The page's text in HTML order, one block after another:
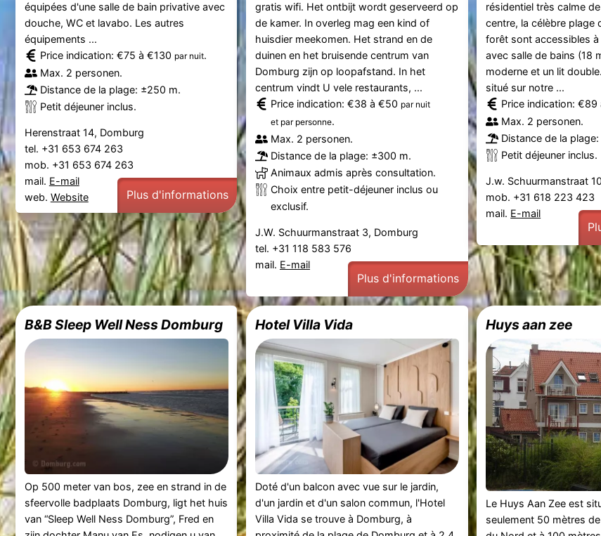
équipées d'une salle de bain privative avec
douche, WC et lavabo. Les autres
équipements ...
Price indication: €75 à €130 par nuit.
Max. 2 personen.
Distance de la plage: ±250 m.
Petit déjeuner inclus.
Herenstraat 14, Domburg
tel. +31 653 674 263
mob. +31 653 674 263
mail. E-mail
web. Website Plus d'informations
gratis wifi. Het ontbijt wordt geserveerd op
de kamer. In overleg mag een kind of
huisdier meekomen. Het strand en de
duinen en het bruisende centrum van
Domburg zijn op loopafstand. In het
centrum vindt U vele restaurants, ...
Price indication: €38 à €50 par nuit
et par personne.
Max. 2 personen.
Distance de la plage: ±300 m.
Animaux admis après consultation.
Choix entre petit-déjeuner inclus ou
exclusif.
J.W. Schuurmanstraat 3, Domburg
tel. +31 118 583 576
mail. E-mail
Plus d'informations
résidentiel très calme
centre, la célèbre plage
forêt sont accessibles
avec salle de bains (18
moderne et un lit
situé sur notre ...
Price indication: €89
Max. 2 personen.
Distance de la
Petit déjeuner inclus.
J.w. Schuurmanstraat
mob. +31 618 223 423
mail. E-mail
B&B Sleep Well Ness Domburg
Op 500 meter van bos, zee en strand in de
sfeervolle badplaats Domburg, ligt het huis
van “Sleep Well Ness Domburg”, Fred en
Hotel Villa Vida
Doté d'un balcon avec vue sur le jardin,
d'un jardin et d'un salon commun, l'Hotel
Villa Vida se trouve à Domburg, à
Huys aan zee
Le Huys Aan Zee est
seulement 50 mètres